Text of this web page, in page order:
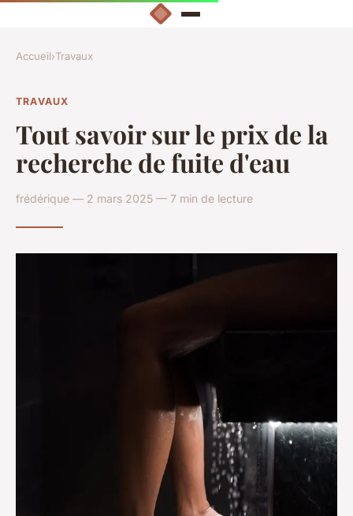
Accueil›Travaux
TRAVAUX
Tout savoir sur le prix de la
recherche de fuite d'eau
frédérique — 2 mars 2025 — 7 min de lecture